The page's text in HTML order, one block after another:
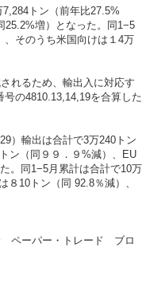
トン（前年比27.5%
25.2%増）となった。同1−5
、そのうち米国向けは１4万
れるため、輸出入に対応す
の4810.13,14,19を合算した
）輸出は合計で3万240トン
ン（同９９．９%減）、EU
。同1−5月累計は合計で10万
８10トン（同 92.8％減）、
ペーパー・トレード ブロ